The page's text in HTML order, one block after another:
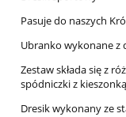
Pasuje do naszych
Ubranko wykonane z
Zestaw składa się z
spódniczki z kieszonką
Dresik wykonany ze